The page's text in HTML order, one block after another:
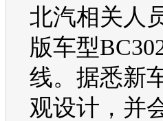
北汽相关人
版车型BC30
线。据悉新
观设计，并